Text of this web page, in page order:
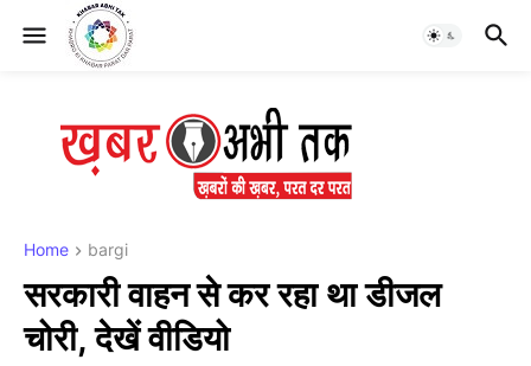
Home bargi
सरकारी वाहन से कर रहा था डीजल
चोरी, देखें वीडियो